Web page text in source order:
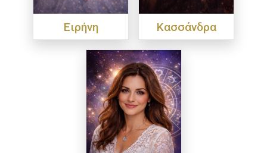
Ειρήνη Κασσάνδρα